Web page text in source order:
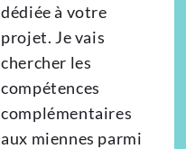
dédiée à votre
projet. Je vais
chercher les
compétences
complémentaires
aux miennes parmi